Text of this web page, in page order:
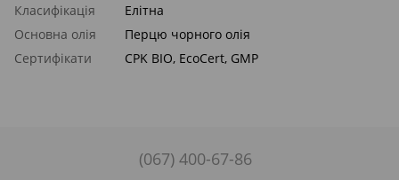
Класифікація
Елітна
Основна олія
Перцю чорного олія
Сертифікати
CPK BIO, EcoСert, GMP
(067) 400-67-86